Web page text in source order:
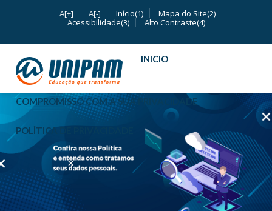
A[+] A[-] Início(1)
Mapa do Site(2)
Acessibilidade(3)
Alto Contraste(4)
INICIO
COMPROMISSO COM A SUA PRIVACIDADE
POLÍTICA DE PRIVACIDADE